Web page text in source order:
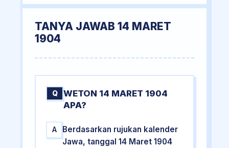
TANYA JAWAB 14 MARET
1904
Q
WETON 14 MARET 1904
APA?
A
Berdasarkan rujukan kalender
Jawa, tanggal 14 Maret 1904